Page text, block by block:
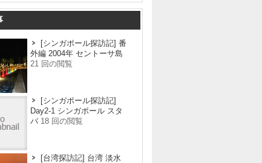
[シンガポール探訪記] 番
外編 2004年 セントーサ島
21 回の閲覧
[シンガポール探訪記]
Day2-1 シンガポール スタ
バ 18 回の閲覧
[台湾探訪記] 台湾 淡水